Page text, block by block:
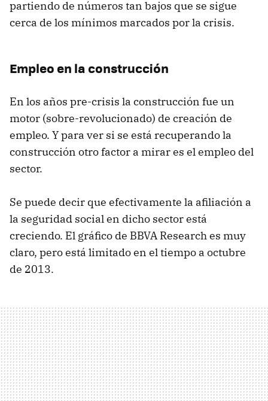
partiendo de números tan bajos que se sigue
cerca de los mínimos marcados por la crisis.
Empleo en la construcción
En los años pre-crisis la construcción fue un
motor (sobre-revolucionado) de creación de
empleo. Y para ver si se está recuperando la
construcción otro factor a mirar es el empleo del
sector.
Se puede decir que efectivamente la afiliación a
la seguridad social en dicho sector está
creciendo. El gráfico de BBVA Research es muy
claro, pero está limitado en el tiempo a octubre
de 2013.